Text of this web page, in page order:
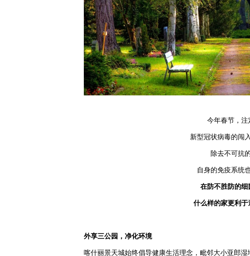
今年春节，注
新型冠状病毒的闯
除去不可抗
自身的免疫系统
在防不胜防的
什么样的家更利于
外享三公园，净化环境
喀什丽景天城始终倡导健康生活理念，毗邻大小亚郎